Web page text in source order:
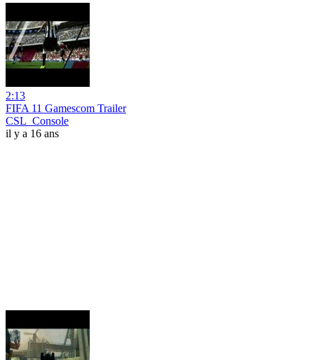
2:13
FIFA 11 Gamescom Trailer
CSL_Console
il y a 16 ans